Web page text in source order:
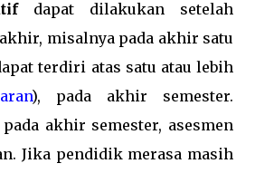
dapat dilakukan setelah
misalnya pada akhir satu
terdiri atas satu atau lebih
), pada akhir semester.
akhir semester, asesmen
Jika pendidik merasa masih